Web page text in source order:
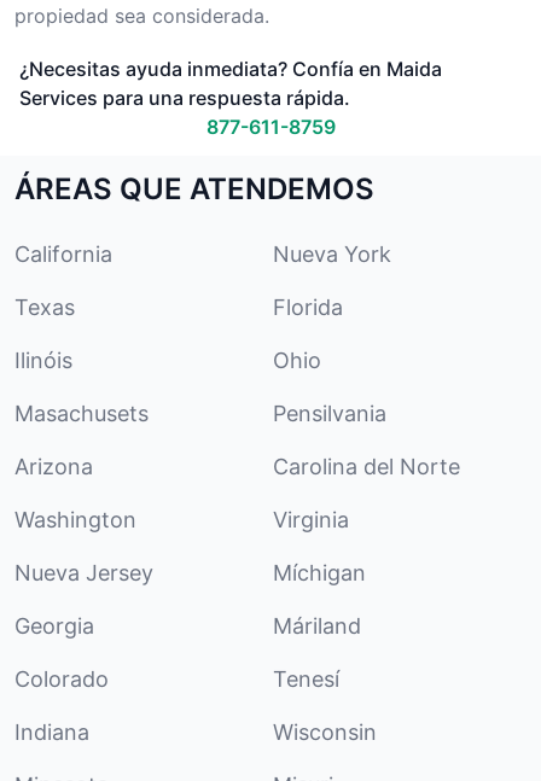
propiedad sea considerada.
¿Necesitas ayuda inmediata? Confía en Maida
Services para una respuesta rápida.
877-611-8759
ÁREAS QUE ATENDEMOS
California Nueva York
Texas Florida
Ilinóis Ohio
Masachusets Pensilvania
Arizona Carolina del Norte
Washington Virginia
Nueva Jersey Míchigan
Georgia Máriland
Colorado Tenesí
Indiana Wisconsin